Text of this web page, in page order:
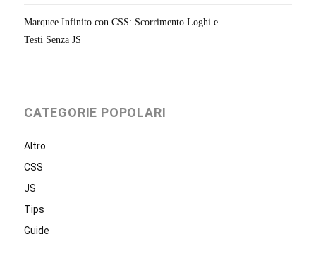
Marquee Infinito con CSS: Scorrimento Loghi e
Testi Senza JS
CATEGORIE POPOLARI
Altro
CSS
JS
Tips
Guide